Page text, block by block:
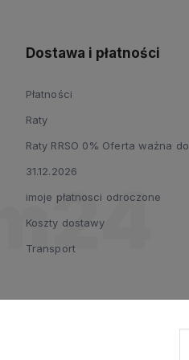
Dostawa i płatności
Płatności
Raty
Raty RRSO 0% Oferta ważna do
31.12.2026
imoje płatnosci odroczone
Koszty dostawy
Transport